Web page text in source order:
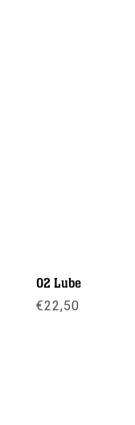
O2 Lube
€22,50